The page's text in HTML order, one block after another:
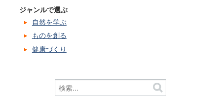
ジャンルで選ぶ
自然を学ぶ
ものを創る
健康づくり